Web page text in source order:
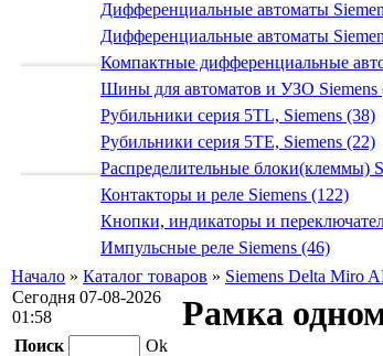
Дифференциальные автоматы
Дифференциальные автоматы
Компактные дифференциальные
Шины для автоматов и УЗО Siemens
Рубильники серия 5TL, Siemens (38)
Рубильники серия 5TE, Siemens (22)
Распределительные блоки(клеммы)
Контакторы и реле Siemens (122)
Кнопки, индикаторы и
Импульсные реле Siemens (46)
Начало » Каталог товаров » Siemens Delta Miro
Сегодня 07-08-2026
01:58
Поиск
Ok
Рамка